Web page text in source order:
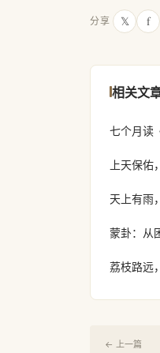
分享 𝕏 f
相关文
七个月读
上天保佑
天上有雨
蒙卦：从
荔枝路远
← 上一篇